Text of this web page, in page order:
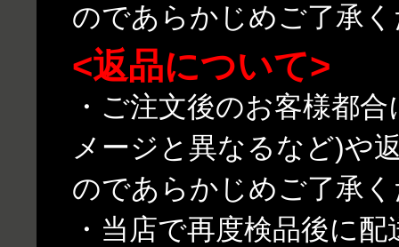
のであらかじめご了承
<返品について>
・ご注文後のお客様都
メージと異なるなど)や
のであらかじめご了承
・当店で再度検品後に